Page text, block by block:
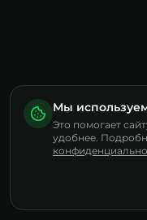
Мы
Это помогает
удобнее.